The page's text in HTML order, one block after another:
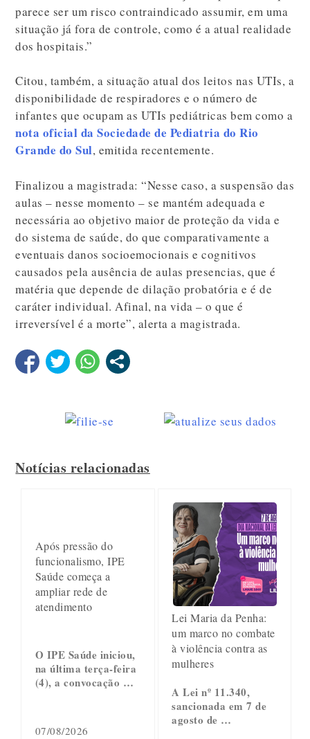
parece ser um risco contraindicado assumir, em uma
situação já fora de controle, como é a atual realidade
dos hospitais.”
Citou, também, a situação atual dos leitos nas UTIs, a
disponibilidade de respiradores e o número de
infantes que ocupam as UTIs pediátricas bem como a
nota oficial da Sociedade de Pediatria do Rio
Grande do Sul, emitida recentemente.
Finalizou a magistrada: “Nesse caso, a suspensão das
aulas – nesse momento – se mantém adequada e
necessária ao objetivo maior de proteção da vida e
do sistema de saúde, do que comparativamente a
eventuais danos socioemocionais e cognitivos
causados pela ausência de aulas presencias, que é
matéria que depende de dilação probatória e é de
caráter individual. Afinal, na vida – o que é
irreversível é a morte”, alerta a magistrada.
Notícias relacionadas
Após pressão do
funcionalismo, IPE
Saúde começa a
ampliar rede de
atendimento
O IPE Saúde iniciou,
na última terça-feira
(4), a convocação …
07/08/2026
Lei Maria da Penha:
um marco no combate
à violência contra as
mulheres
A Lei nº 11.340,
sancionada em 7 de
agosto de …